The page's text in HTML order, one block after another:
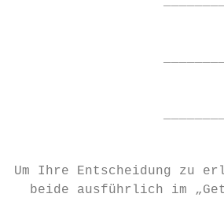
Um Ihre Entscheidung zu
beide ausführlich im